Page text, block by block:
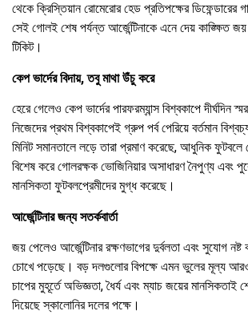
থেকে ক্রিস্তিয়ান রোমেরোর হেড প্রতিপক্ষের ডিফেন্ডারের
সেই গোলই শেষ পর্যন্ত আর্জেন্টিনাকে এনে দেয় কাঙ্ক্ষিত
টিকিট।
কেপ ভার্দের বিদায়, তবু মাথা উঁচু করে
হেরে গেলেও কেপ ভার্দের পারফরম্যান্স বিশ্বকাপে দীর্ঘদিন
নিজেদের প্রথম বিশ্বকাপেই গ্রুপ পর্ব পেরিয়ে বর্তমান
মিনিট সমানতালে লড়ে তারা প্রমাণ করেছে, আধুনিক
বিশেষ করে গোলরক্ষক ভোজিনিয়ার অসাধারণ নৈপুণ্য এবং
মানসিকতা ফুটবলপ্রেমীদের মুগ্ধ করেছে।
আর্জেন্টিনার জন্য সতর্কবার্তা
জয় পেলেও আর্জেন্টিনার রক্ষণভাগের দুর্বলতা এবং সুযোগ
চোখে পড়েছে। বড় দলগুলোর বিপক্ষে এমন ভুলের মূল্য
চাপের মুহূর্তে অভিজ্ঞতা, ধৈর্য এবং ম্যাচ জয়ের মানসিকতাই
দিয়েছে স্কালোনির দলের পক্ষে।